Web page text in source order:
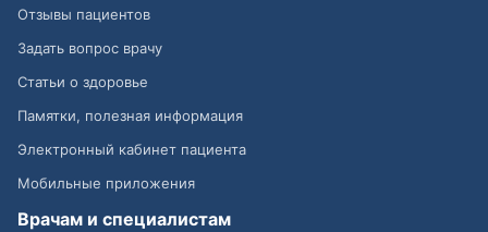
Отзывы пациентов
Задать вопрос врачу
Статьи о здоровье
Памятки, полезная информация
Электронный кабинет пациента
Мобильные приложения
Врачам и специалистам